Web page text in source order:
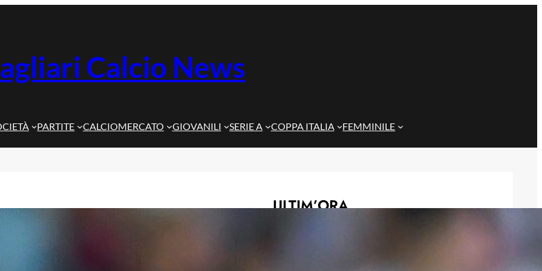
Calcio News
PARTITE CALCIOMERCATO GIOVANILI SERIE A COPPA ITALIA FEMMINILE
ULTIM’ORA